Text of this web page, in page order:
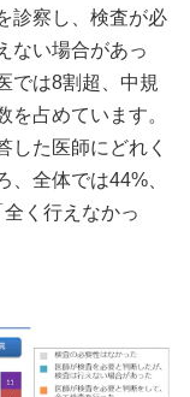
診察し、検査が必
ない場合があっ
では8割超、中規
占めています。
した医師にどれく
、全体では44%、
く行えなかっ